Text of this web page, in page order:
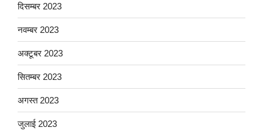
दिसम्बर 2023
नवम्बर 2023
अक्टूबर 2023
सितम्बर 2023
अगस्त 2023
जुलाई 2023